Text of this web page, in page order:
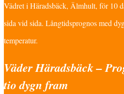
Vädret i Häradsbäck, Älmhult, för 10
sida vid sida. Långtidsprognos med
temperatur.
Väder Häradsbäck –
tio dygn fram